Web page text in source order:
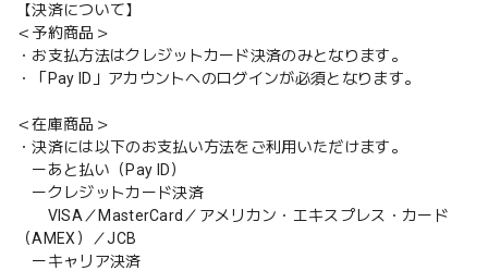
【決済について】
＜予約商品＞
・お支払方法はクレジットカード決済のみとなります。
・「Pay ID」アカウントへのログインが必須となります。
＜在庫商品＞
・決済には以下のお支払い方法をご利用いただけます。
ーあと払い（Pay ID）
ークレジットカード決済
VISA／MasterCard／アメリカン・エキスプレス・カード
（AMEX）／JCB
ーキャリア決済